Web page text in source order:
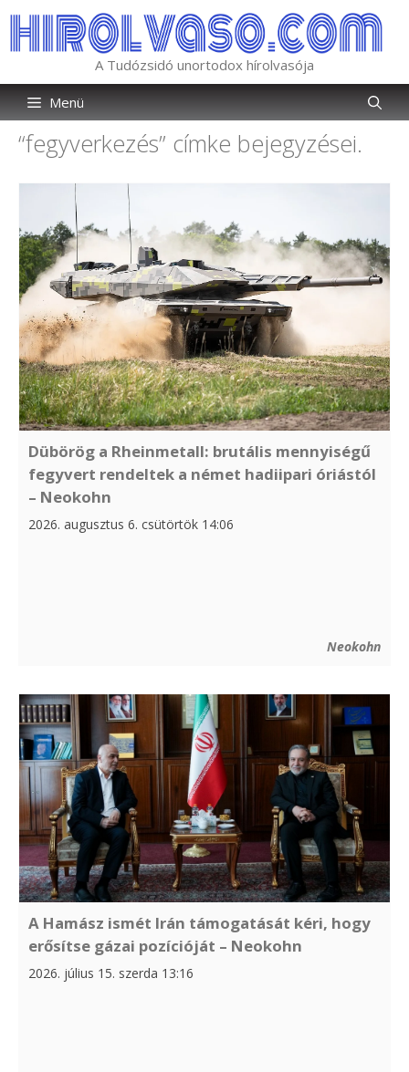
tartalomba
A Tudózsidó unortodox hírolvasója
Menü
“fegyverkezés” címke bejegyzései.
Dübörög a Rheinmetall: brutális mennyiségű
fegyvert rendeltek a német hadiipari óriástól
– Neokohn
2026. augusztus 6. csütörtök 14:06
Neokohn
A Hamász ismét Irán támogatását kéri, hogy
erősítse gázai pozícióját – Neokohn
2026. július 15. szerda 13:16